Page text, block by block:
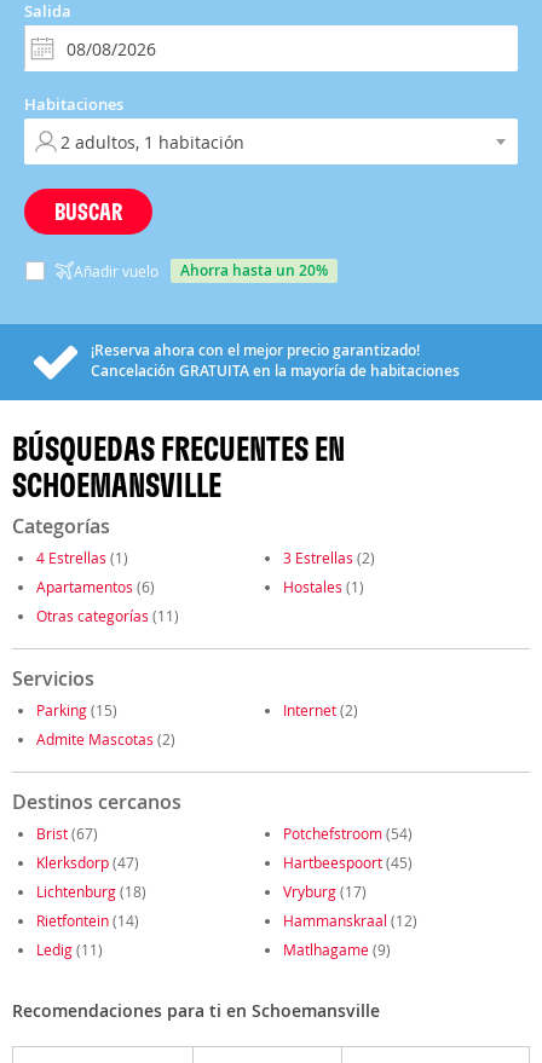
Salida
Habitaciones
BUSCAR
Añadir vuelo ahorra hasta un 20%
¡Reserva ahora con el mejor precio garantizado!
Cancelación GRATUITAen la mayoría de habitaciones
BÚSQUEDAS FRECUENTES EN
SCHOEMANSVILLE
Categorías
4 Estrellas (1) 3 Estrellas (2)
Apartamentos (6) Hostales (1)
Otras categorías (11)
Servicios
Parking(15) Internet(2)
Admite Mascotas (2)
Destinos cercanos
Brist(67) Potchefstroom(54)
Klerksdorp(47) Hartbeespoort(45)
Lichtenburg(18) Vryburg(17)
Rietfontein(14) Hammanskraal (12)
Ledig(11) Matlhagame(9)
Recomendaciones para ti en Schoemansville